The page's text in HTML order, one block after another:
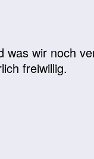
wir noch
freiwillig.